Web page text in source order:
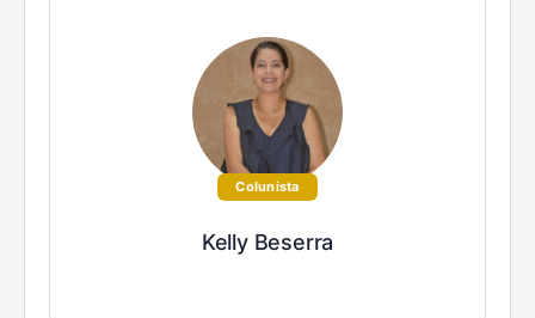
Colunista
Kelly Beserra